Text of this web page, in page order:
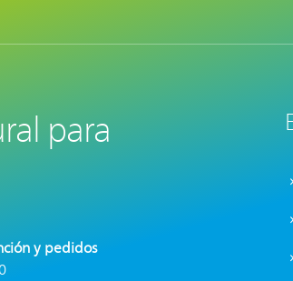
para
y pedidos